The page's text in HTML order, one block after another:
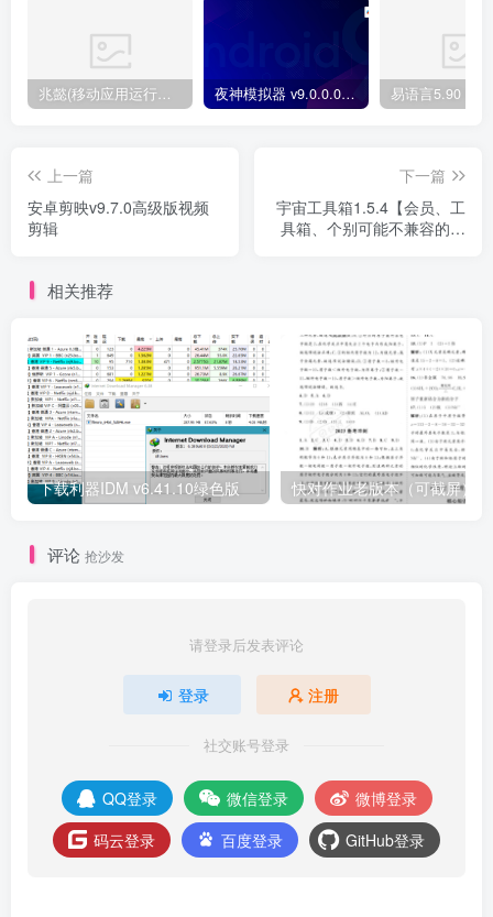
兆懿(移动应用运行平台) v3.0 官方版 夜神模拟器 v9.0.0.0 去广告 易语言5.90 免
上一篇
安卓剪映v9.7.0高级版视频
剪辑
下一篇
宇宙工具箱1.5.4【会员、工
具箱、个别可能不兼容的手
相关推荐
下载利器IDM v6.41.10绿色版 快对作业老版本（可截屏）
评论 抢沙发
请登录后发表评论
登录 注册
社交账号登录
QQ登录 微信登录
微博登录
码云登录
百度登录 GitHub登录